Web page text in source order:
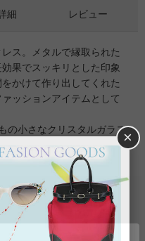
ス。メタルで縁取られた
果でスッキリとした印象
かけて作り出してくれた
ッションアイテムとして
の小さなクリスタルガラス
とした細やかな輝きを放
ます。
はこちら
細 レビュー
×